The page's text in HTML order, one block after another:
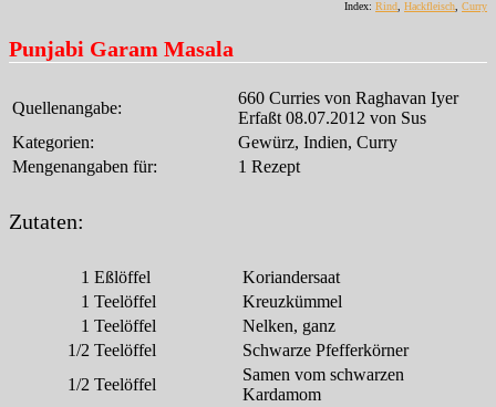
Index: Rind Hackfleisch Curry
Punjabi Garam Masala
Quellenangabe:
660 Curries von Raghavan Iyer
Erfaßt 08.07.2012 von Sus
Kategorien:
Gewürz, Indien, Curry
Mengenangaben für:
1 Rezept
Zutaten:
1 Eßlöffel
Koriandersaat
1 Teelöffel
Kreuzkümmel
1 Teelöffel
Nelken, ganz
1/2 Teelöffel
Schwarze Pfefferkörner
1/2 Teelöffel
Samen vom schwarzen
Kardamom